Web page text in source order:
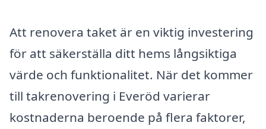
Att renovera taket är en viktig investering
för att säkerställa ditt hems långsiktiga
värde och funktionalitet. När det kommer
till takrenovering i Everöd varierar
kostnaderna beroende på flera faktorer,